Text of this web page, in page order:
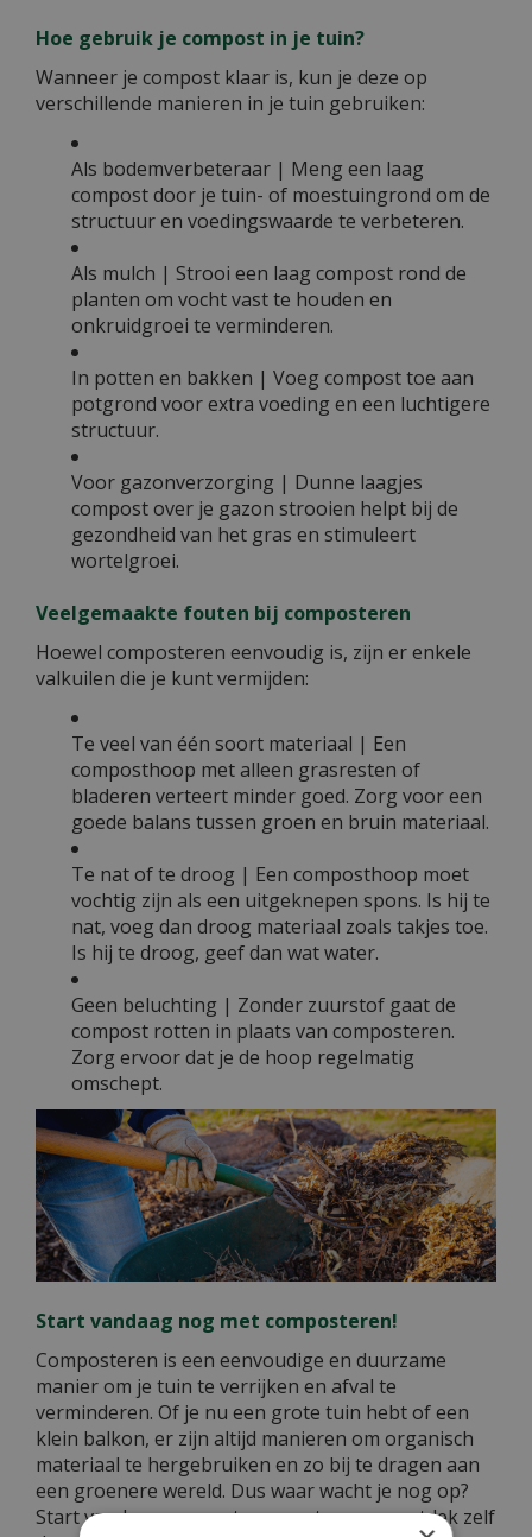
Hoe gebruik je compost in je tuin?
Wanneer je compost klaar is, kun je deze op
verschillende manieren in je tuin gebruiken:
Als bodemverbeteraar | Meng een laag
compost door je tuin- of moestuingrond om de
structuur en voedingswaarde te verbeteren.
Als mulch | Strooi een laag compost rond de
planten om vocht vast te houden en
onkruidgroei te verminderen.
In potten en bakken | Voeg compost toe aan
potgrond voor extra voeding en een luchtigere
structuur.
Voor gazonverzorging | Dunne laagjes
compost over je gazon strooien helpt bij de
gezondheid van het gras en stimuleert
wortelgroei.
Veelgemaakte fouten bij composteren
Hoewel composteren eenvoudig is, zijn er enkele
valkuilen die je kunt vermijden:
Te veel van één soort materiaal | Een
composthoop met alleen grasresten of
bladeren verteert minder goed. Zorg voor een
goede balans tussen groen en bruin materiaal.
Te nat of te droog | Een composthoop moet
vochtig zijn als een uitgeknepen spons. Is hij te
nat, voeg dan droog materiaal zoals takjes toe.
Is hij te droog, geef dan wat water.
Geen beluchting | Zonder zuurstof gaat de
compost rotten in plaats van composteren.
Zorg ervoor dat je de hoop regelmatig
omschept.
Start vandaag nog met composteren!
Composteren is een eenvoudige en duurzame
manier om je tuin te verrijken en afval te
verminderen. Of je nu een grote tuin hebt of een
klein balkon, er zijn altijd manieren om organisch
materiaal te hergebruiken en zo bij te dragen aan
een groenere wereld. Dus waar wacht je nog op?
Start vandaag nog met composteren en ontdek zelf